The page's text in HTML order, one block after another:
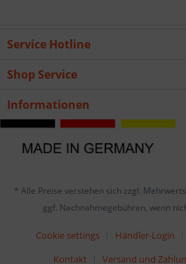
Service Hotline
Shop Service
Informationen
* Alle Preise verstehen sich zzgl.
ggf. Nachnahmegebühren, wenn
Cookie settings Händler-Login
Kontakt
Versand und